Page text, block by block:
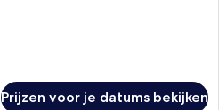
Prijzen voor je datums bekijken